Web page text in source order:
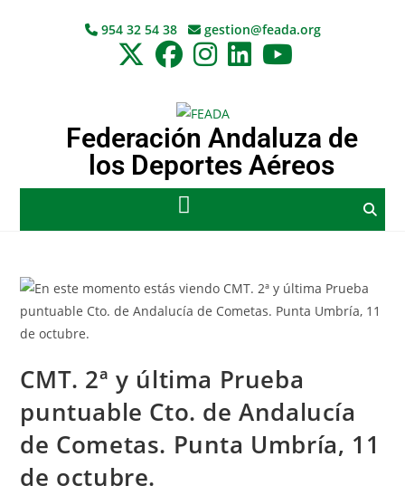
954 32 54 38 gestion@feada.org
Federación Andaluza de
los Deportes Aéreos
CMT. 2ª y última Prueba
puntuable Cto. de Andalucía
de Cometas. Punta Umbría, 11
de octubre.